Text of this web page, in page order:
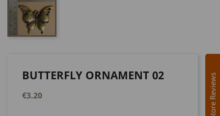
BUTTERFLY ORNAMENT 02
€3.20 Store Reviews